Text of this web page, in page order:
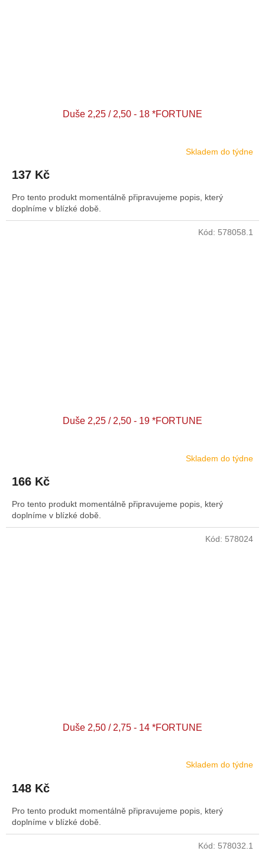
Duše 2,25 / 2,50 - 18 *FORTUNE
Skladem do týdne
137 Kč
Pro tento produkt momentálně připravujeme popis, který
doplníme v blízké době.
Duše 2,25 / 2,50 - 19 *FORTUNE
Skladem do týdne
166 Kč
Pro tento produkt momentálně připravujeme popis, který
doplníme v blízké době.
Kód: 578058.1
Duše 2,50 / 2,75 - 14 *FORTUNE
Skladem do týdne
148 Kč
Pro tento produkt momentálně připravujeme popis, který
doplníme v blízké době.
Kód: 578024
Kód: 578032.1